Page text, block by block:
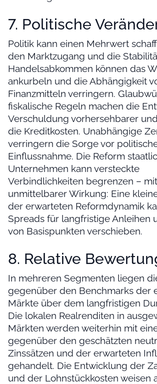
7. Politische
Politik kann einen Mehrwert
den Marktzugang und die
Handelsabkommen können das
ankurbeln und die Abhängigkeit
Finanzmitteln verringern.
fiskalische Regeln machen die
Verschuldung vorhersehbarer
die Kreditkosten. Unabhängige
verringern die Sorge vor
Einflussnahme. Die Reform
Unternehmen kann versteckte
Verbindlichkeiten begrenzen – mit
unmittelbarer Wirkung: Eine
der erwarteten Reformdynamik
Spreads für langfristige Anleihen
von Basispunkten verschieben.
8. Relative
In mehreren Segmenten liegen
gegenüber den Benchmarks der
Märkte über dem langfristigen
Die lokalen Realrenditen in
Märkten werden weiterhin mit
gegenüber den geschätzten
Zinssätzen und der erwarteten
gehandelt. Die Entwicklung der
und der Lohnstückkosten weisen